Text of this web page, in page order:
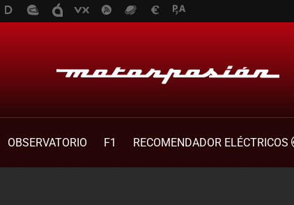
OBSERVATORIO F1
RECOMENDADOR ELÉCTRICOS